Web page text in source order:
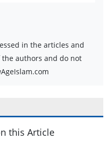
in the articles and
authors and do not
this Article